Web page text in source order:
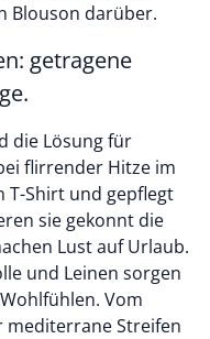
Blouson darüber.
getragene
die Lösung für
flirrender Hitze im
T-Shirt und gepflegt
sie gekonnt die
Lust auf Urlaub.
und Leinen sorgen
Vom
Streifen